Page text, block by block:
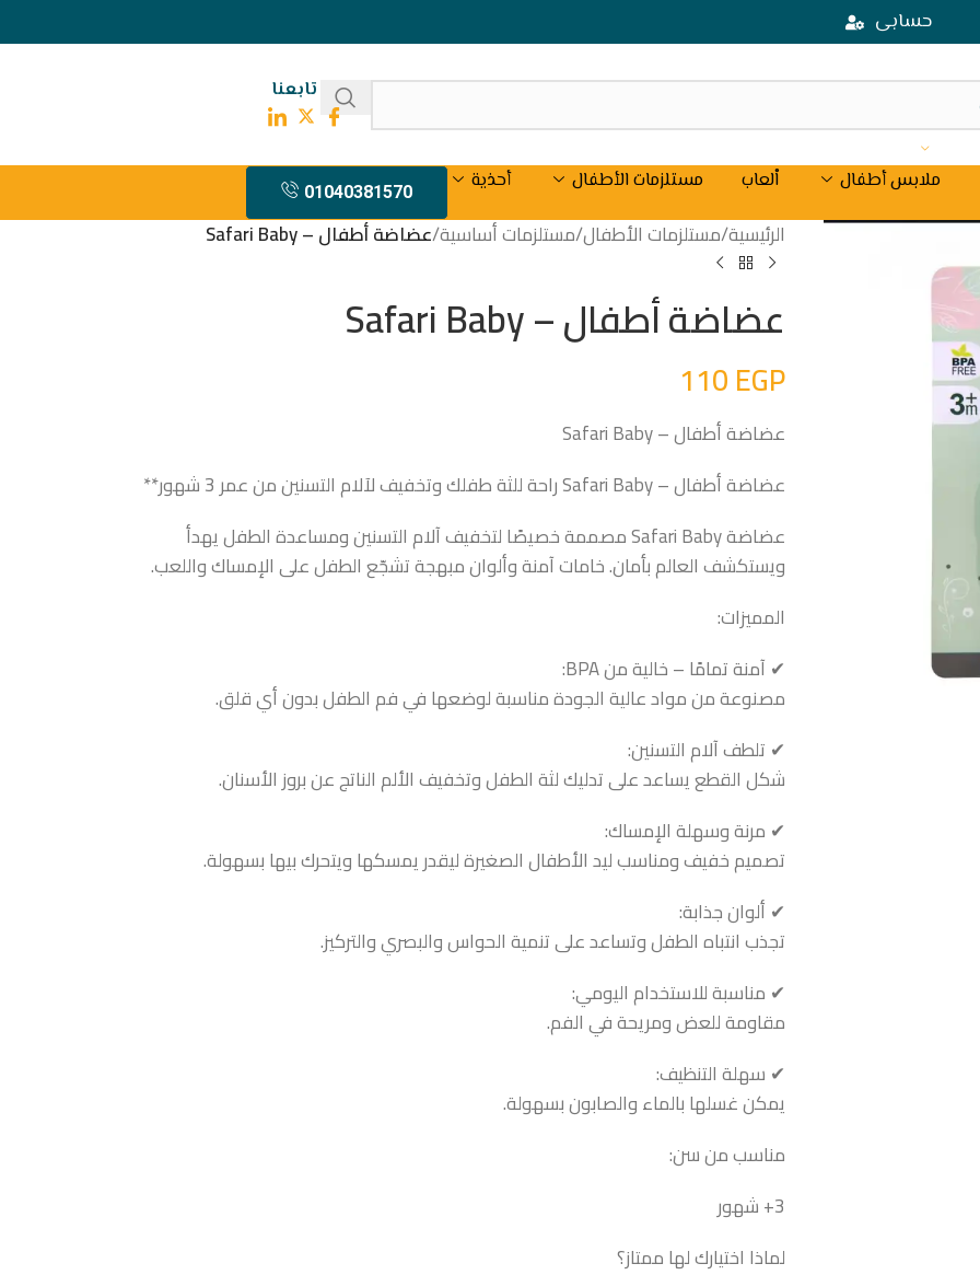
حسابى
تابعنا
ملابس أطفال اْلعاب مستلزمات الأطفال أحذية 01040381570
الرئيسية/مستلزمات الأطفال/مستلزمات أساسية/عضاضة أطفال – Safari Baby
عضاضة أطفال – Safari Baby
110EGP
عضاضة أطفال – Safari Baby
عضاضة أطفال – Safari Baby راحة للثة طفلك وتخفيف لآلام التسنين من عمر 3 شهور**
عضاضة Safari Baby مصممة خصيصًا لتخفيف آلام التسنين ومساعدة الطفل يهدأ
ويستكشف العالم بأمان. خامات آمنة وألوان مبهجة تشجّع الطفل على الإمساك واللعب.
المميزات:
✔ آمنة تمامًا – خالية من BPA:
مصنوعة من مواد عالية الجودة مناسبة لوضعها في فم الطفل بدون أي قلق.
✔ تلطف آلام التسنين:
شكل القطع يساعد على تدليك لثة الطفل وتخفيف الألم الناتج عن بروز الأسنان.
✔ مرنة وسهلة الإمساك:
تصميم خفيف ومناسب ليد الأطفال الصغيرة ليقدر يمسكها ويتحرك بيها بسهولة.
✔ ألوان جذابة:
تجذب انتباه الطفل وتساعد على تنمية الحواس والبصري والتركيز.
✔ مناسبة للاستخدام اليومي:
مقاومة للعض ومريحة في الفم.
✔ سهلة التنظيف:
يمكن غسلها بالماء والصابون بسهولة.
مناسب من سن:
3+ شهور
لماذا اختيارك لها ممتاز؟